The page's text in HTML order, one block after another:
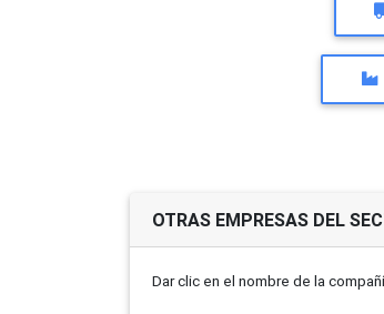
OTRAS EMPRESAS DEL
Dar clic en el nombre de la